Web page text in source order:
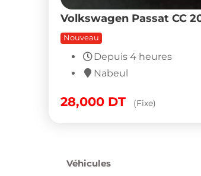
Volkswagen Passat CC
Nouveau
Depuis 4 heures
Nabeul
28,000 DT (Fixe)
Véhicules